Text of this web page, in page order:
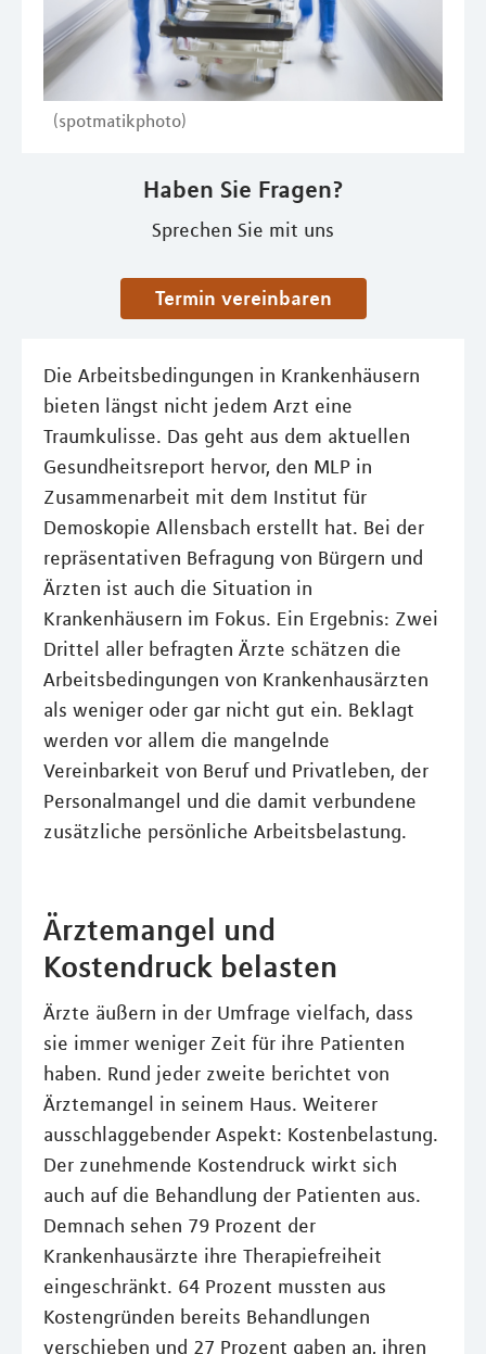
(spotmatikphoto)
Haben Sie Fragen?
Sprechen Sie mit uns
Termin vereinbaren
Die Arbeitsbedingungen in Krankenhäusern
bieten längst nicht jedem Arzt eine
Traumkulisse. Das geht aus dem aktuellen
Gesundheitsreport hervor, den MLP in
Zusammenarbeit mit dem Institut für
Demoskopie Allensbach erstellt hat. Bei der
repräsentativen Befragung von Bürgern und
Ärzten ist auch die Situation in
Krankenhäusern im Fokus. Ein Ergebnis: Zwei
Drittel aller befragten Ärzte schätzen die
Arbeitsbedingungen von Krankenhausärzten
als weniger oder gar nicht gut ein. Beklagt
werden vor allem die mangelnde
Vereinbarkeit von Beruf und Privatleben, der
Personalmangel und die damit verbundene
zusätzliche persönliche Arbeitsbelastung.
Ärztemangel und
Kostendruck belasten
Ärzte äußern in der Umfrage vielfach, dass
sie immer weniger Zeit für ihre Patienten
haben. Rund jeder zweite berichtet von
Ärztemangel in seinem Haus. Weiterer
ausschlaggebender Aspekt: Kostenbelastung.
Der zunehmende Kostendruck wirkt sich
auch auf die Behandlung der Patienten aus.
Demnach sehen 79 Prozent der
Krankenhausärzte ihre Therapiefreiheit
eingeschränkt. 64 Prozent mussten aus
Kostengründen bereits Behandlungen
verschieben und 27 Prozent gaben an, ihren